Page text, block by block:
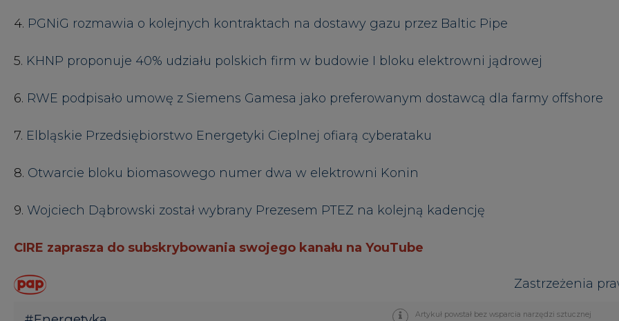
inteligencji. Wydawca portalu CIRE zgadza się na
publikacji do szkoleń treningowych LLM.
KOMENTARZE
TREŚĆ KOMENTARZA PODPIS
z portalu cire.pl